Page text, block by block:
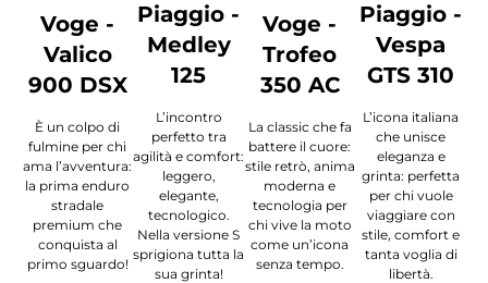
Voge -
Valico
900 DSX
È un colpo di
fulmine per chi
ama l’avventura:
la prima enduro
stradale
premium che
conquista al
primo sguardo!
Piaggio -
Medley
125
L’incontro
perfetto tra
agilità e comfort:
leggero,
elegante,
tecnologico.
Nella versione S
sprigiona tutta la
sua grinta!
Voge -
Trofeo
350 AC
La classic che fa
battere il cuore:
stile retrò, anima
moderna e
tecnologia per
chi vive la moto
come un’icona
senza tempo.
Piaggio -
Vespa
GTS 310
L’icona italiana
che unisce
eleganza e
grinta: perfetta
per chi vuole
viaggiare con
stile, comfort e
tanta voglia di
libertà.